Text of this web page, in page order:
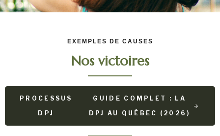
EXEMPLES DE CAUSES
Nos victoires
PROCESSUS
DPJ
GUIDE COMPLET : LA
DPJ AU QUÉBEC (2026)